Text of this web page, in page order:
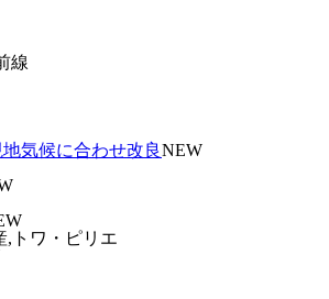
線
気候に合わせ改良NEW
,トワ・ピリエ